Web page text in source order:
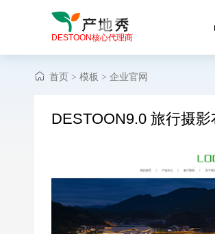
DESTOON核心代理商
首页 > 模板 > 企业官网
DESTOON9.0 旅行摄影